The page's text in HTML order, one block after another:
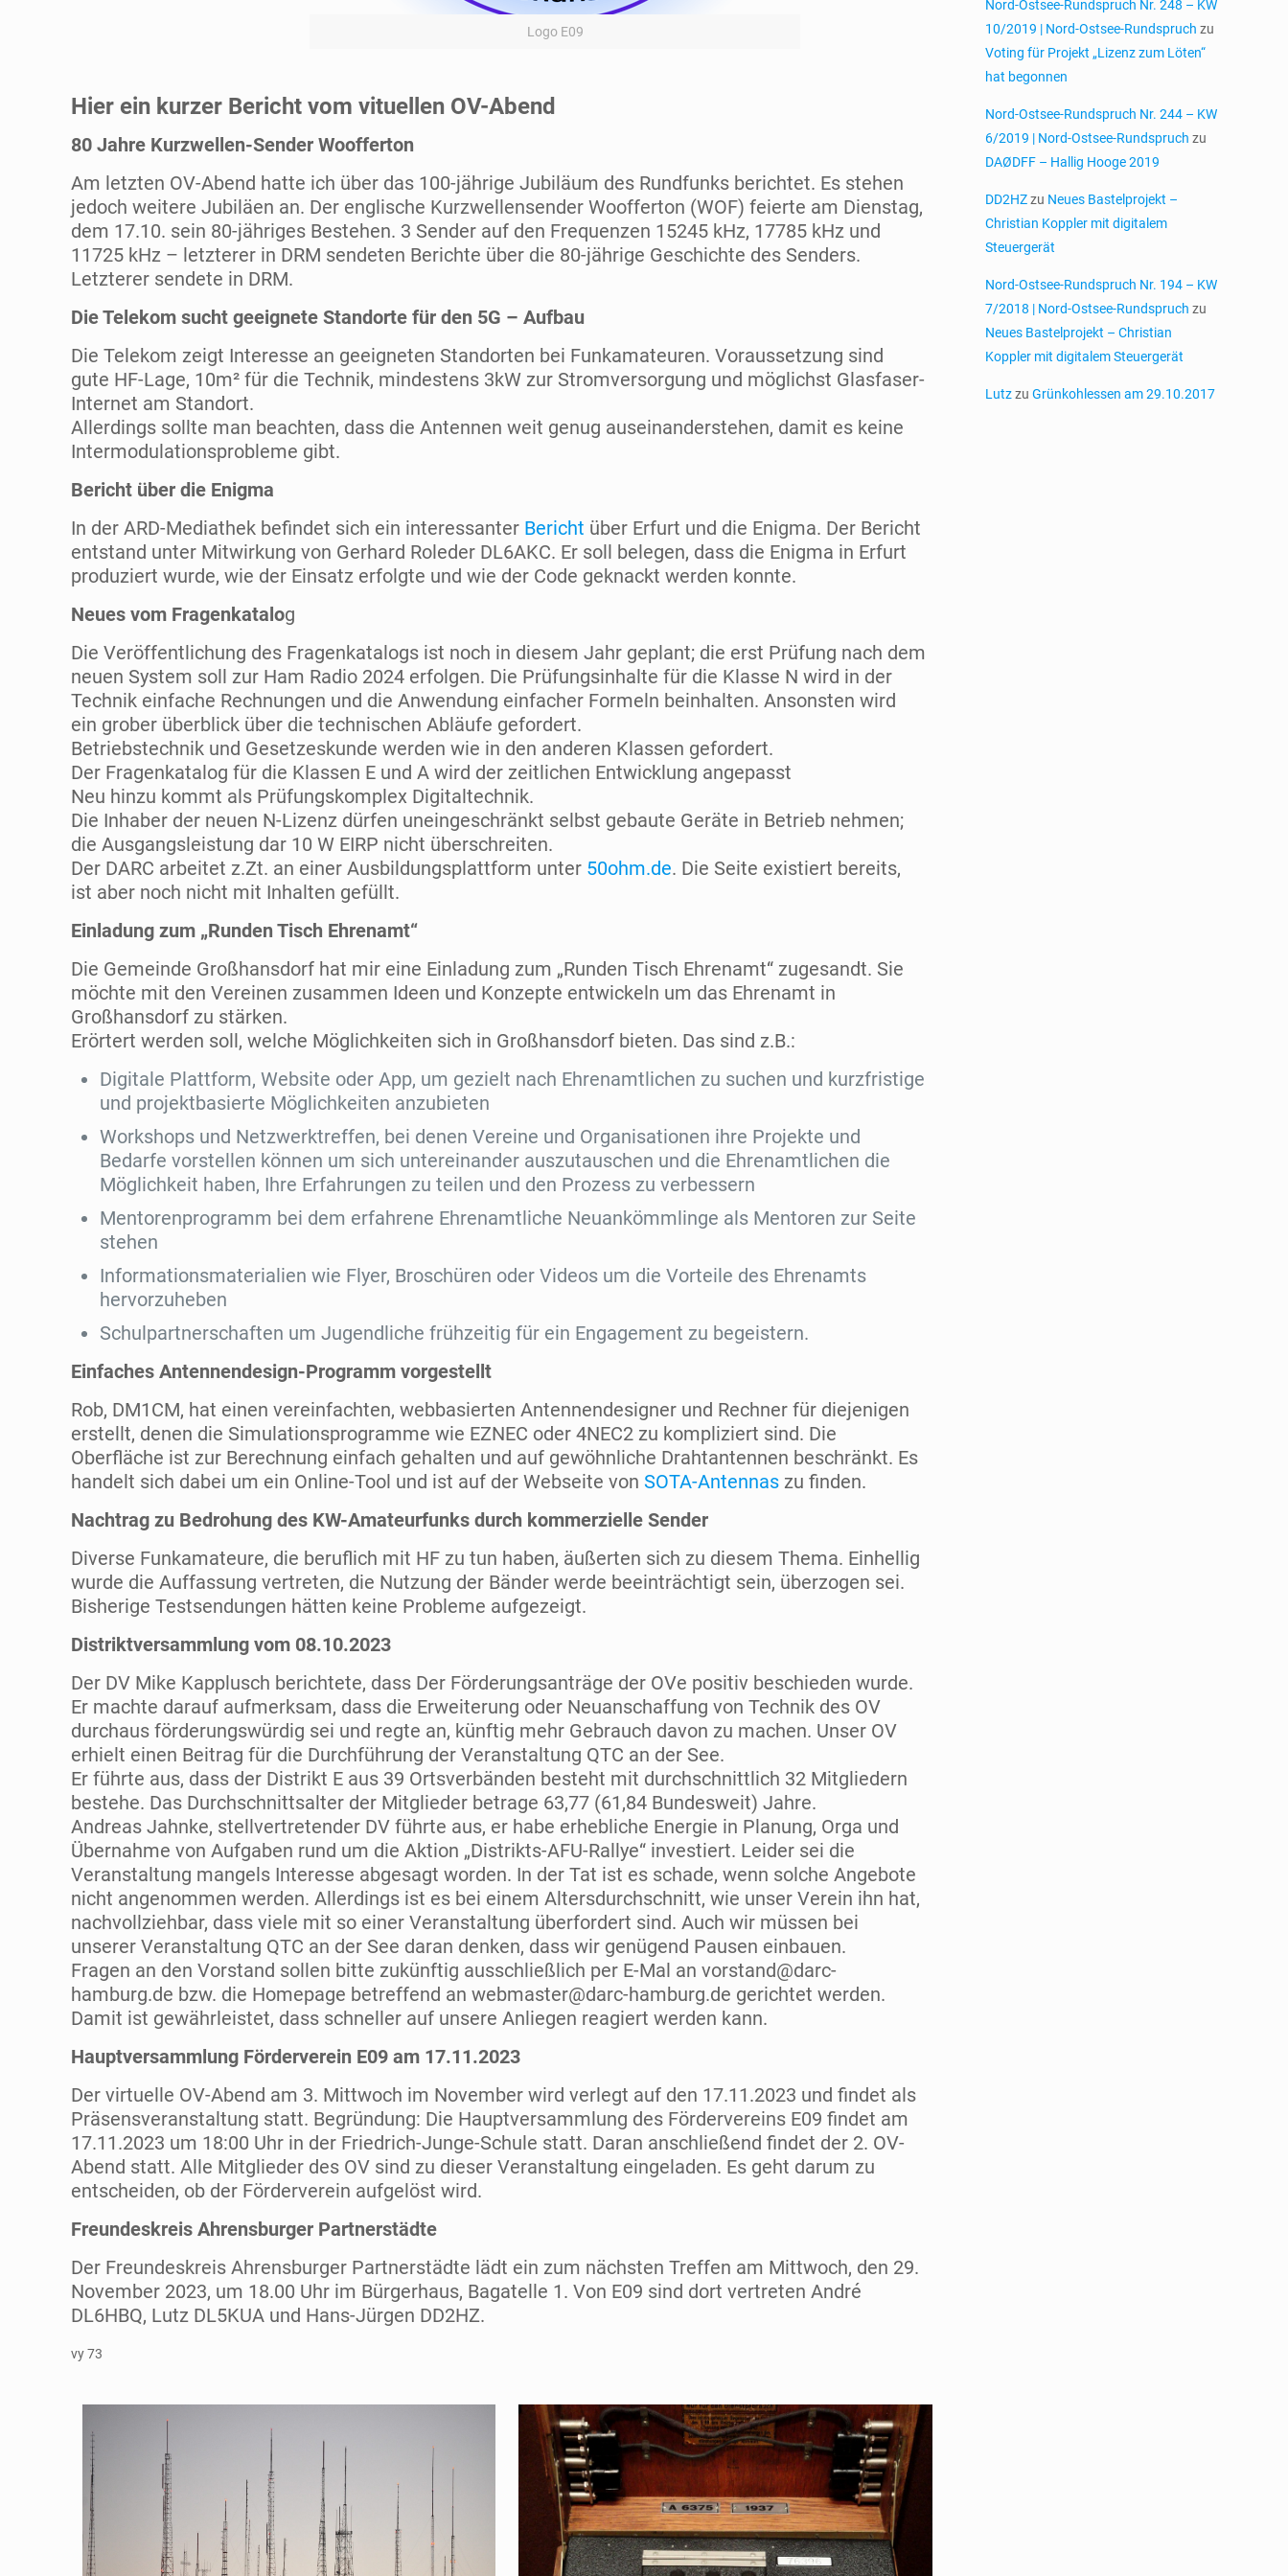
Logo E09
Hier ein kurzer Bericht vom vituellen OV-Abend
80 Jahre Kurzwellen-Sender Woofferton
Am letzten OV-Abend hatte ich über das 100-jährige Jubiläum des Rundfunks berichtet. Es stehen
jedoch weitere Jubiläen an. Der englische Kurzwellensender Woofferton (WOF) feierte am Dienstag,
dem 17.10. sein 80-jähriges Bestehen. 3 Sender auf den Frequenzen 15245 kHz, 17785 kHz und
11725 kHz – letzterer in DRM sendeten Berichte über die 80-jährige Geschichte des Senders.
Letzterer sendete in DRM.
Die Telekom sucht geeignete Standorte für den 5G – Aufbau
Die Telekom zeigt Interesse an geeigneten Standorten bei Funkamateuren. Voraussetzung sind
gute HF-Lage, 10m² für die Technik, mindestens 3kW zur Stromversorgung und möglichst Glasfaser-
Internet am Standort.
Allerdings sollte man beachten, dass die Antennen weit genug auseinanderstehen, damit es keine
Intermodulationsprobleme gibt.
Bericht über die Enigma
In der ARD-Mediathek befindet sich ein interessanter Bericht über Erfurt und die Enigma. Der Bericht
entstand unter Mitwirkung von Gerhard Roleder DL6AKC. Er soll belegen, dass die Enigma in Erfurt
produziert wurde, wie der Einsatz erfolgte und wie der Code geknackt werden konnte.
Neues vom Fragenkatalog
Die Veröffentlichung des Fragenkatalogs ist noch in diesem Jahr geplant; die erst Prüfung nach dem
neuen System soll zur Ham Radio 2024 erfolgen. Die Prüfungsinhalte für die Klasse N wird in der
Technik einfache Rechnungen und die Anwendung einfacher Formeln beinhalten. Ansonsten wird
ein grober überblick über die technischen Abläufe gefordert.
Betriebstechnik und Gesetzeskunde werden wie in den anderen Klassen gefordert.
Der Fragenkatalog für die Klassen E und A wird der zeitlichen Entwicklung angepasst
Neu hinzu kommt als Prüfungskomplex Digitaltechnik.
Die Inhaber der neuen N-Lizenz dürfen uneingeschränkt selbst gebaute Geräte in Betrieb nehmen;
die Ausgangsleistung dar 10 W EIRP nicht überschreiten.
Der DARC arbeitet z.Zt. an einer Ausbildungsplattform unter 50ohm.de. Die Seite existiert bereits,
ist aber noch nicht mit Inhalten gefüllt.
Einladung zum „Runden Tisch Ehrenamt“
Die Gemeinde Großhansdorf hat mir eine Einladung zum „Runden Tisch Ehrenamt“ zugesandt. Sie
möchte mit den Vereinen zusammen Ideen und Konzepte entwickeln um das Ehrenamt in
Großhansdorf zu stärken.
Erörtert werden soll, welche Möglichkeiten sich in Großhansdorf bieten. Das sind z.B.:
Digitale Plattform, Website oder App, um gezielt nach Ehrenamtlichen zu suchen und kurzfristige
und projektbasierte Möglichkeiten anzubieten
Workshops und Netzwerktreffen, bei denen Vereine und Organisationen ihre Projekte und
Bedarfe vorstellen können um sich untereinander auszutauschen und die Ehrenamtlichen die
Möglichkeit haben, Ihre Erfahrungen zu teilen und den Prozess zu verbessern
Mentorenprogramm bei dem erfahrene Ehrenamtliche Neuankömmlinge als Mentoren zur Seite
stehen
Informationsmaterialien wie Flyer, Broschüren oder Videos um die Vorteile des Ehrenamts
hervorzuheben
Schulpartnerschaften um Jugendliche frühzeitig für ein Engagement zu begeistern.
Einfaches Antennendesign-Programm vorgestellt
Rob, DM1CM, hat einen vereinfachten, webbasierten Antennendesigner und Rechner für diejenigen
erstellt, denen die Simulationsprogramme wie EZNEC oder 4NEC2 zu kompliziert sind. Die
Oberfläche ist zur Berechnung einfach gehalten und auf gewöhnliche Drahtantennen beschränkt. Es
handelt sich dabei um ein Online-Tool und ist auf der Webseite von SOTA-Antennas zu finden.
Nachtrag zu Bedrohung des KW-Amateurfunks durch kommerzielle Sender
Diverse Funkamateure, die beruflich mit HF zu tun haben, äußerten sich zu diesem Thema. Einhellig
wurde die Auffassung vertreten, die Nutzung der Bänder werde beeinträchtigt sein, überzogen sei.
Bisherige Testsendungen hätten keine Probleme aufgezeigt.
Distriktversammlung vom 08.10.2023
Der DV Mike Kapplusch berichtete, dass Der Förderungsanträge der OVe positiv beschieden wurde.
Er machte darauf aufmerksam, dass die Erweiterung oder Neuanschaffung von Technik des OV
durchaus förderungswürdig sei und regte an, künftig mehr Gebrauch davon zu machen. Unser OV
erhielt einen Beitrag für die Durchführung der Veranstaltung QTC an der See.
Er führte aus, dass der Distrikt E aus 39 Ortsverbänden besteht mit durchschnittlich 32 Mitgliedern
bestehe. Das Durchschnittsalter der Mitglieder betrage 63,77 (61,84 Bundesweit) Jahre.
Andreas Jahnke, stellvertretender DV führte aus, er habe erhebliche Energie in Planung, Orga und
Übernahme von Aufgaben rund um die Aktion „Distrikts-AFU-Rallye“ investiert. Leider sei die
Veranstaltung mangels Interesse abgesagt worden. In der Tat ist es schade, wenn solche Angebote
nicht angenommen werden. Allerdings ist es bei einem Altersdurchschnitt, wie unser Verein ihn hat,
nachvollziehbar, dass viele mit so einer Veranstaltung überfordert sind. Auch wir müssen bei
unserer Veranstaltung QTC an der See daran denken, dass wir genügend Pausen einbauen.
Fragen an den Vorstand sollen bitte zukünftig ausschließlich per E-Mal an vorstand@darc-
hamburg.de bzw. die Homepage betreffend an webmaster@darc-hamburg.de gerichtet werden.
Damit ist gewährleistet, dass schneller auf unsere Anliegen reagiert werden kann.
Hauptversammlung Förderverein E09 am 17.11.2023
Der virtuelle OV-Abend am 3. Mittwoch im November wird verlegt auf den 17.11.2023 und findet als
Präsensveranstaltung statt. Begründung: Die Hauptversammlung des Fördervereins E09 findet am
17.11.2023 um 18:00 Uhr in der Friedrich-Junge-Schule statt. Daran anschließend findet der 2. OV-
Abend statt. Alle Mitglieder des OV sind zu dieser Veranstaltung eingeladen. Es geht darum zu
entscheiden, ob der Förderverein aufgelöst wird.
Freundeskreis Ahrensburger Partnerstädte
Der Freundeskreis Ahrensburger Partnerstädte lädt ein zum nächsten Treffen am Mittwoch, den 29.
November 2023, um 18.00 Uhr im Bürgerhaus, Bagatelle 1. Von E09 sind dort vertreten André
DL6HBQ, Lutz DL5KUA und Hans-Jürgen DD2HZ.
vy 73
Nord-Ostsee-Rundspruch Nr. 248 – KW
10/2019 | Nord-Ostsee-Rundspruch zu
Voting für Projekt „Lizenz zum Löten“
hat begonnen
Nord-Ostsee-Rundspruch Nr. 244 – KW
6/2019 | Nord-Ostsee-Rundspruch zu
DAØDFF – Hallig Hooge 2019
DD2HZzu Neues Bastelprojekt –
Christian Koppler mit digitalem
Steuergerät
Nord-Ostsee-Rundspruch Nr. 194 – KW
7/2018 | Nord-Ostsee-Rundspruch zu
Neues Bastelprojekt – Christian
Koppler mit digitalem Steuergerät
Lutzzu Grünkohlessen am 29.10.2017